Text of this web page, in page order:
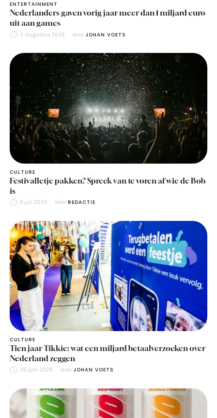
ENTERTAINMENT
Nederlanders gaven vorig jaar meer dan 1 miljard euro
uit aan games
3 augustus 2026 door JOHAN VOETS
CULTURE
Festivalletje pakken? Spreek van te voren af wie de Bob
is
8 juli 2026 door REDACTIE
CULTURE
Tien jaar Tikkie: wat een miljard betaalverzoeken over
Nederland zeggen
25 juni 2026 door JOHAN VOETS